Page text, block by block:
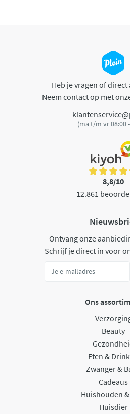
Heb je vragen of direct
Neem contact op met
(ma t/m vr 08:00
8,8/10
12.861
Ontvang onze
Schrijf je direct in voor
Ons
Beauty
Eten &
Zwanger &
Cadeaus
Huishouden
Huisdier